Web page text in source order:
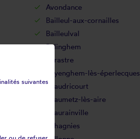
Avondance
Bailleul-aux-cornailles
Bailleulval
Balinghem
Barastre
Bayenghem-lès-éperlecques
Beaudricourt
Beaumetz-lès-aire
Beaurainville
Béhagnies
suivantes